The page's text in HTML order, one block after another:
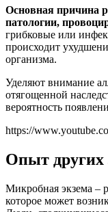
Основная причина
патологии,
грибковые или
происходит
организма.
Уделяют внимание
отягощенной
вероятность
https://
Опыт других
Микробная экзема –
которое может